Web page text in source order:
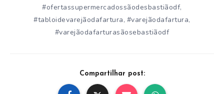
#ofertassupermercadossãodesbastiãodf,
#tabloidevarejãodafartura, #varejãodafartura,
#varejãodafarturasãosebastiãodf
Compartilhar post: